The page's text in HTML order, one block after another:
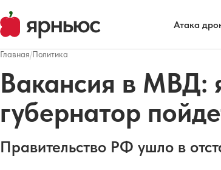
Атака
Главная/Политика
Вакансия в МВД:
губернатор
Правительство РФ ушло в